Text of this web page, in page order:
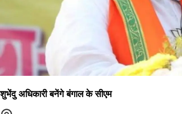
शुभेंदु अधिकारी बनेंगे बंगाल के सीएम